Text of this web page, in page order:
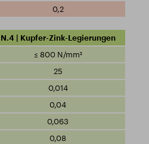
0,2
N.4 | Kupfer-Zink-Legierungen
≤ 800 N/mm²
25
0,014
0,04
0,063
0,08